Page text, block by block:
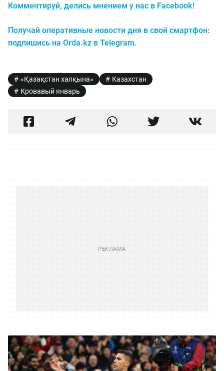
Комментируй, делись мнением у нас в Facebook!
Получай оперативные новости дня в свой смартфон:
подпишись на Orda.kz в Telegram.
«Қазақстан халқына»
Казахстан
Кровавый январь